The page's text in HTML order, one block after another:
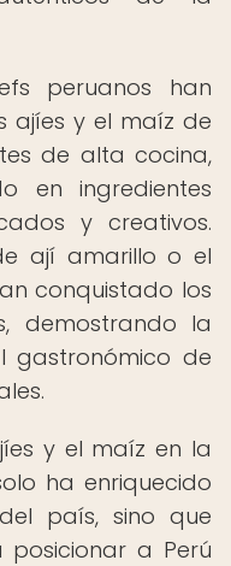
peruanos han
ajíes y el maíz de
de alta cocina,
en ingredientes
y creativos.
ají amarillo o el
conquistado los
demostrando la
gastronómico de
y el maíz en la
ha enriquecido
país, sino que
a Perú